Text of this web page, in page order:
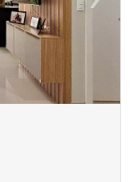
Next